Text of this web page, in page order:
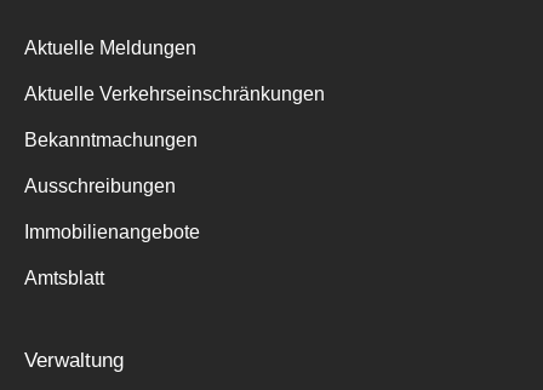
Aktuelle Meldungen
Aktuelle Verkehrseinschränkungen
Bekanntmachungen
Ausschreibungen
Immobilienangebote
Amtsblatt
Verwaltung